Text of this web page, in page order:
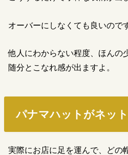
オーバーにしなくても良いので
他人にわからない程度、ほんの
随分とこなれ感が出ますよ。
パナマハットがネッ
実際にお店に足を運んで、どの